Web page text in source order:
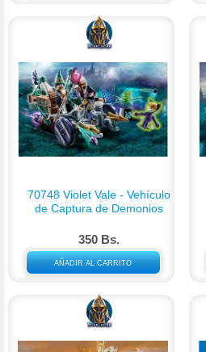
70748 Violet Vale - Vehículo
de Captura de Demonios
350 Bs.
AÑADIR AL CARRITO